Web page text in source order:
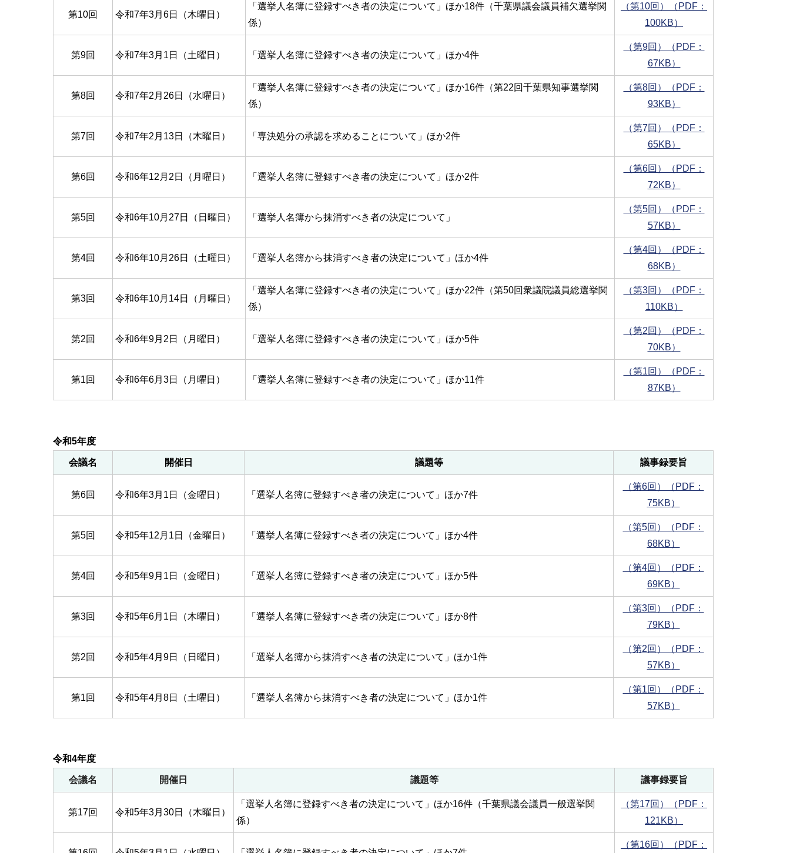
第10回 令和7年3月6日（木曜日）
「選挙人名簿に登録すべき者の決定について」ほか18件（千葉県議会議員補欠選挙関
係）
（第10回）（PDF：
100KB）
第9回 令和7年3月1日（土曜日） 「選挙人名簿に登録すべき者の決定について」ほか4件
（第9回）（PDF：
67KB）
第8回 令和7年2月26日（水曜日）
「選挙人名簿に登録すべき者の決定について」ほか16件（第22回千葉県知事選挙関
係）
（第8回）（PDF：
93KB）
第7回 令和7年2月13日（木曜日） 「専決処分の承認を求めることについて」ほか2件
（第7回）（PDF：
65KB）
第6回 令和6年12月2日（月曜日） 「選挙人名簿に登録すべき者の決定について」ほか2件
（第6回）（PDF：
72KB）
第5回 令和6年10月27日（日曜日） 「選挙人名簿から抹消すべき者の決定について」
（第5回）（PDF：
57KB）
第4回 令和6年10月26日（土曜日） 「選挙人名簿から抹消すべき者の決定について」ほか4件
（第4回）（PDF：
68KB）
第3回 令和6年10月14日（月曜日）
「選挙人名簿に登録すべき者の決定について」ほか22件（第50回衆議院議員総選挙関
係）
（第3回）（PDF：
110KB）
第2回 令和6年9月2日（月曜日） 「選挙人名簿に登録すべき者の決定について」ほか5件
（第2回）（PDF：
70KB）
第1回 令和6年6月3日（月曜日） 「選挙人名簿に登録すべき者の決定について」ほか11件
（第1回）（PDF：
87KB）
令和5年度
会議名 開催日 議題等 議事録要旨
第6回 令和6年3月1日（金曜日） 「選挙人名簿に登録すべき者の決定について」ほか7件
（第6回）（PDF：
75KB）
第5回 令和5年12月1日（金曜日） 「選挙人名簿に登録すべき者の決定について」ほか4件
（第5回）（PDF：
68KB）
第4回 令和5年9月1日（金曜日） 「選挙人名簿に登録すべき者の決定について」ほか5件
（第4回）（PDF：
69KB）
第3回 令和5年6月1日（木曜日） 「選挙人名簿に登録すべき者の決定について」ほか8件
（第3回）（PDF：
79KB）
第2回 令和5年4月9日（日曜日） 「選挙人名簿から抹消すべき者の決定について」ほか1件
（第2回）（PDF：
57KB）
第1回 令和5年4月8日（土曜日） 「選挙人名簿から抹消すべき者の決定について」ほか1件
（第1回）（PDF：
57KB）
令和4年度
会議名 開催日 議題等 議事録要旨
第17回 令和5年3月30日（木曜日）
「選挙人名簿に登録すべき者の決定について」ほか16件（千葉県議会議員一般選挙関
係）
（第17回）（PDF：
121KB）
（第16回）（PDF：